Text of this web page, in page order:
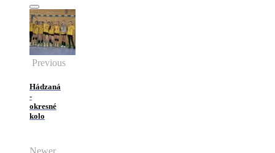
Previous
Hádzaná
-
okresné
kolo